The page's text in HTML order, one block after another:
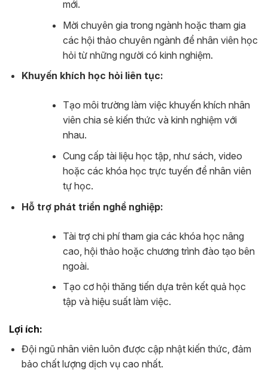
mới.
Mời chuyên gia trong ngành hoặc tham gia
các hội thảo chuyên ngành để nhân viên học
hỏi từ những người có kinh nghiệm.
Khuyến khích học hỏi liên tục:
Tạo môi trường làm việc khuyến khích nhân
viên chia sẻ kiến thức và kinh nghiệm với
nhau.
Cung cấp tài liệu học tập, như sách, video
hoặc các khóa học trực tuyến để nhân viên
tự học.
Hỗ trợ phát triển nghề nghiệp:
Tài trợ chi phí tham gia các khóa học nâng
cao, hội thảo hoặc chương trình đào tạo bên
ngoài.
Tạo cơ hội thăng tiến dựa trên kết quả học
tập và hiệu suất làm việc.
Lợi ích:
Đội ngũ nhân viên luôn được cập nhật kiến thức, đảm
bảo chất lượng dịch vụ cao nhất.